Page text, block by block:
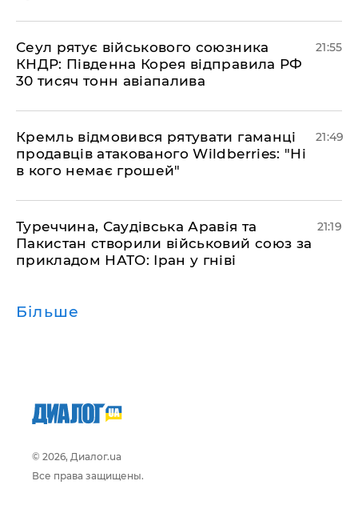
​Сеул рятує військового союзника
КНДР: Південна Корея відправила РФ
30 тисяч тонн авіапалива
21:55
​Кремль відмовився рятувати гаманці
продавців атакованого Wildberries: "Ні
в кого немає грошей"
21:49
​Туреччина, Саудівська Аравія та
Пакистан створили військовий союз за
прикладом НАТО: Іран у гніві
21:19
Більше
© 2026, Диалог.ua
Все права защищены.